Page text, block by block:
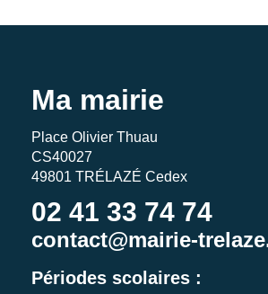
Ma mairie
Place Olivier Thuau
CS40027
49801 TRÉLAZÉ Cedex
02 41 33 74 74
contact@mairie-
Périodes scolaires :